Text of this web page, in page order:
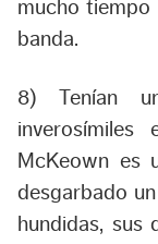
mucho tiempo
banda.
8) Tenían
McKeown es
desgarbado
hundidas, sus